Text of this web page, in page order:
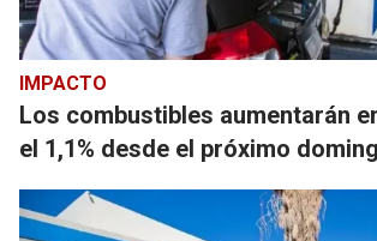
IMPACTO
Los combustibles aumentarán
el 1,1% desde el próximo